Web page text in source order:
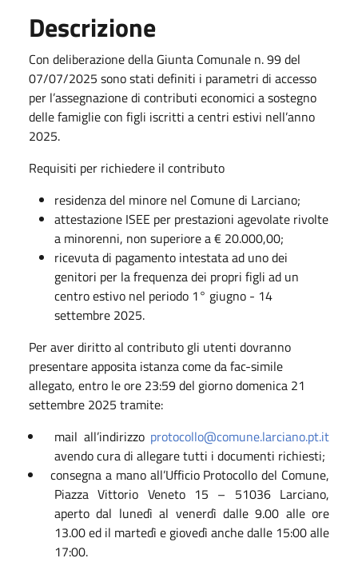
Descrizione
Con deliberazione della Giunta Comunale n. 99 del
07/07/2025 sono stati definiti i parametri di accesso
per l’assegnazione di contributi economici a sostegno
delle famiglie con figli iscritti a centri estivi nell’anno
2025.
Requisiti per richiedere il contributo
residenza del minore nel Comune di Larciano;
attestazione ISEE per prestazioni agevolate rivolte
a minorenni, non superiore a € 20.000,00;
ricevuta di pagamento intestata ad uno dei
genitori per la frequenza dei propri figli ad un
centro estivo nel periodo 1° giugno - 14
settembre 2025.
Per aver diritto al contributo gli utenti dovranno
presentare apposita istanza come da fac-simile
allegato, entro le ore 23:59 del giorno domenica 21
settembre 2025 tramite:
mail all’indirizzo protocollo@comune.larciano.pt.it
avendo cura di allegare tutti i documenti richiesti;
consegna a mano all’Ufficio Protocollo del Comune,
Piazza Vittorio Veneto 15 – 51036 Larciano,
aperto dal lunedì al venerdì dalle 9.00 alle ore
13.00 ed il martedì e giovedì anche dalle 15:00 alle
17:00.